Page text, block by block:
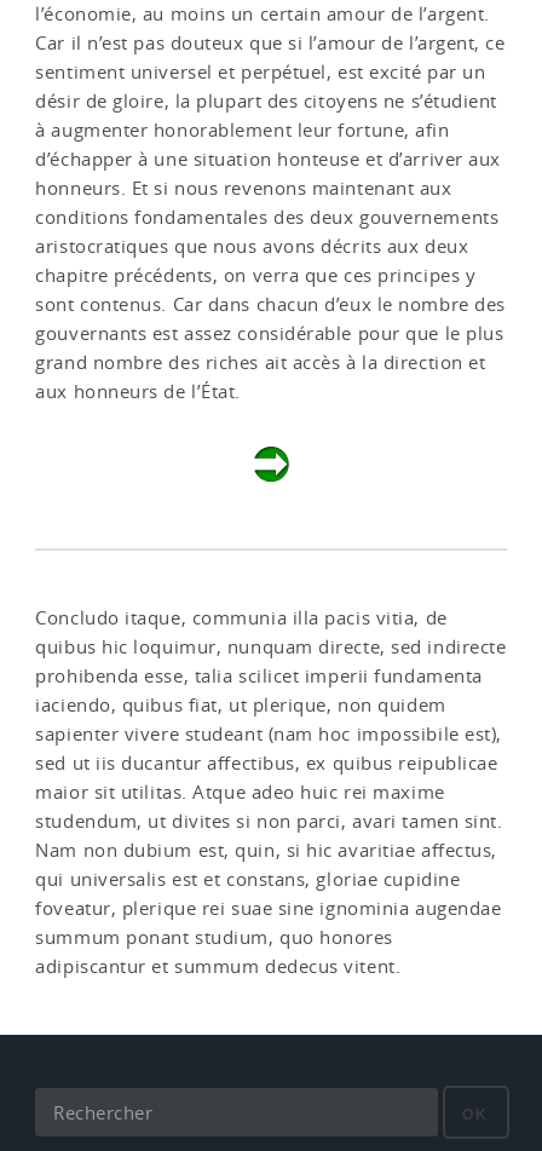
l’économie, au moins un certain amour de l’argent.
Car il n’est pas douteux que si l’amour de l’argent, ce
sentiment universel et perpétuel, est excité par un
désir de gloire, la plupart des citoyens ne s’étudient
à augmenter honorablement leur fortune, afin
d’échapper à une situation honteuse et d’arriver aux
honneurs. Et si nous revenons maintenant aux
conditions fondamentales des deux gouvernements
aristocratiques que nous avons décrits aux deux
chapitre précédents, on verra que ces principes y
sont contenus. Car dans chacun d’eux le nombre des
gouvernants est assez considérable pour que le plus
grand nombre des riches ait accès à la direction et
aux honneurs de l’État.
Concludo itaque, communia illa pacis vitia, de
quibus hic loquimur, nunquam directe, sed indirecte
prohibenda esse, talia scilicet imperii fundamenta
iaciendo, quibus fiat, ut plerique, non quidem
sapienter vivere studeant (nam hoc impossibile est),
sed ut iis ducantur affectibus, ex quibus reipublicae
maior sit utilitas. Atque adeo huic rei maxime
studendum, ut divites si non parci, avari tamen sint.
Nam non dubium est, quin, si hic avaritiae affectus,
qui universalis est et constans, gloriae cupidine
foveatur, plerique rei suae sine ignominia augendae
summum ponant studium, quo honores
adipiscantur et summum dedecus vitent.
OK